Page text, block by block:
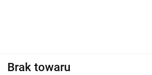
Brak towaru